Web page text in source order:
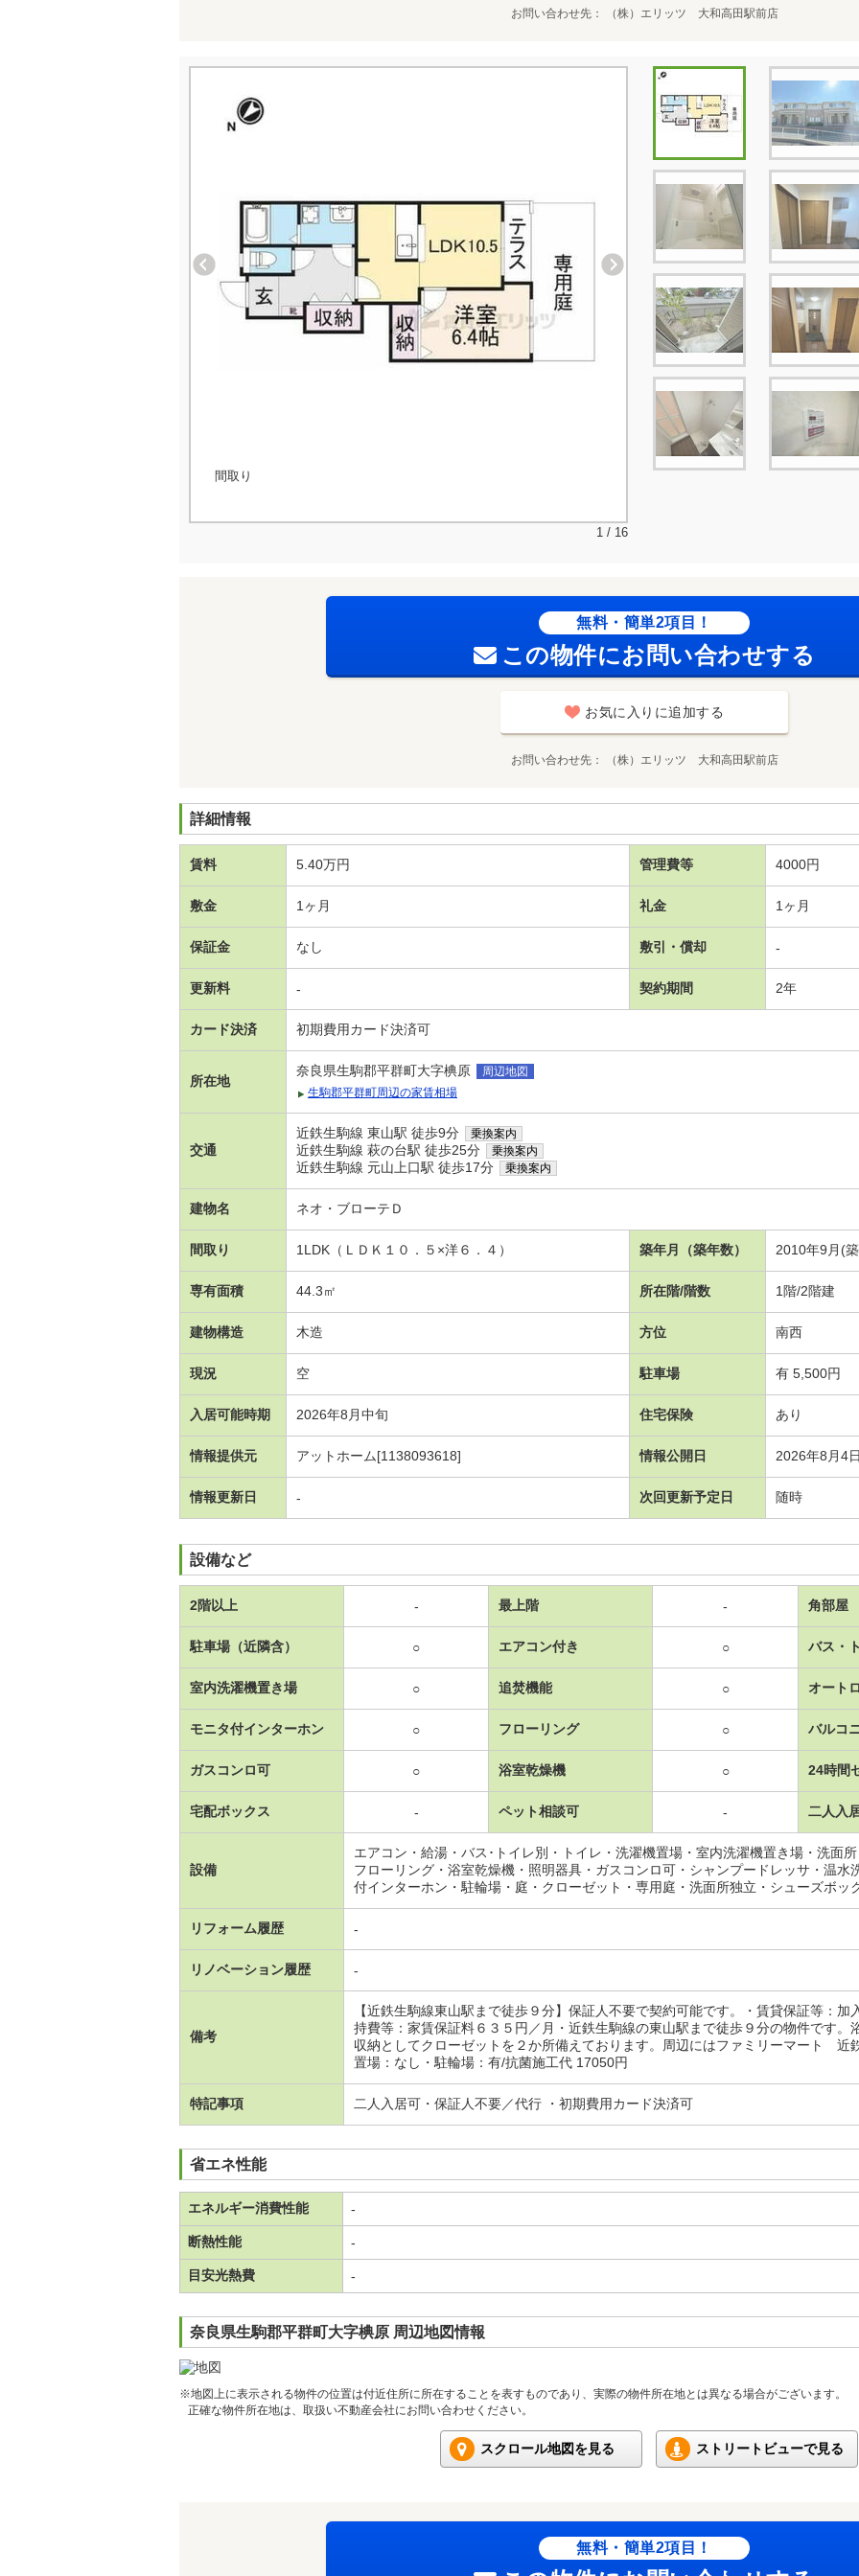
お問い合わせ先 （株）エリッツ 大和高田駅前店
間取り
1 / 16
無料・簡単2項目！
この物件にお問い合わせする
お気に入りに追加する
お問い合わせ先 （株）エリッツ 大和高田駅前店
詳細情報
賃料 5.40万円 管理費等 4000円
敷金 1ヶ月 礼金 1ヶ月
保証金 なし 敷引・償却 -
更新料 - 契約期間 2年
カード決済 初期費用カード決済可
所在地
奈良県生駒郡平群町大字椣原
周辺地図
生駒郡平群町周辺の家賃相場
交通
近鉄生駒線 東山駅 徒歩9分 乗換案内
近鉄生駒線 萩の台駅 徒歩25分 乗換案内
近鉄生駒線 元山上口駅 徒歩17分 乗換案内
建物名 ネオ・ブローテＤ
間取り 1LDK（ＬＤＫ１０．５×洋６．４） 築年月（築年数） 2010年9月(
専有面積 44.3㎡ 所在階/階数 1階/2階建
建物構造 木造 方位 南西
現況 空 駐車場 有 5,500円
入居可能時期 2026年8月中旬 住宅保険 あり
情報提供元 アットホーム[1138093618] 情報公開日 2026年8月4
情報更新日 - 次回更新予定日 随時
設備など
2階以上 - 最上階 - 角部屋
駐車場（近隣含） ○ エアコン付き ○ バス・
室内洗濯機置き場 ○ 追焚機能 ○ オート
モニタ付インターホン ○ フローリング ○ バルコ
ガスコンロ可 ○ 浴室乾燥機 ○ 24時間
宅配ボックス - ペット相談可 - 二人入
設備
エアコン・給湯・バス･トイレ別・トイレ・洗濯機置場・室内洗濯機置き場・洗面
フローリング・浴室乾燥機・照明器具・ガスコンロ可・シャンプードレッサ・温水
付インターホン・駐輪場・庭・クローゼット・専用庭・洗面所独立・シューズボッ
リフォーム履歴 -
リノベーション履歴 -
備考
【近鉄生駒線東山駅まで徒歩９分】保証人不要で契約可能です。・賃貸保証等：
持費等：家賃保証料６３５円／月・近鉄生駒線の東山駅まで徒歩９分の物件です。
収納としてクローゼットを２か所備えております。周辺にはファミリーマート 近
置場：なし・駐輪場：有/抗菌施工代 17050円
特記事項 二人入居可・保証人不要／代行 ・初期費用カード決済可
省エネ性能
エネルギー消費性能 -
断熱性能 -
目安光熱費 -
奈良県生駒郡平群町大字椣原 周辺地図情報
※地図上に表示される物件の位置は付近住所に所在することを表すものであり、実際の物件所在地とは異なる場合がございます。
正確な物件所在地は、取扱い不動産会社にお問い合わせください。
スクロール地図を見る ストリートビューで見る
無料・簡単2項目！